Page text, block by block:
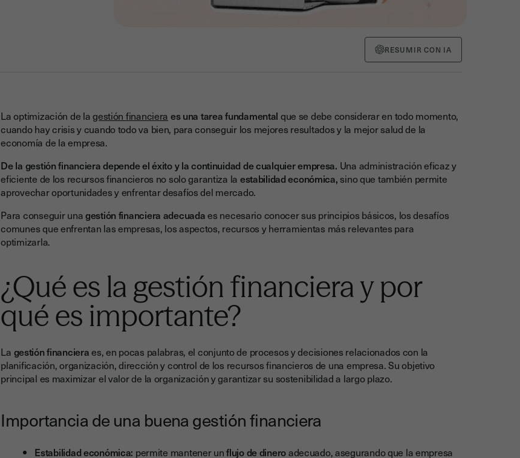
RESUMIR CON IA
La optimización de lagestión financiera es una tarea fundamental que se debe considerar en todo momento,
cuando hay crisis y cuando todo va bien, para conseguir los mejores resultados y la mejor salud de la
economía de la empresa.
De la gestión financiera depende el éxito y la continuidad de cualquier empresa. Una administración eficaz y
eficiente de los recursos financieros no solo garantiza la estabilidad económica, sino que también permite
aprovechar oportunidades y enfrentar desafíos del mercado.
Para conseguir unagestión financiera adecuadaes necesario conocer sus principios básicos, los desafíos
comunes que enfrentan las empresas, los aspectos, recursos y herramientas más relevantes para
optimizarla.
¿Qué es la gestión financiera y por
qué es importante?
La gestión financieraes, en pocas palabras, el conjunto de procesos y decisiones relacionados con la
planificación, organización, dirección y control de los recursos financieros de una empresa. Su objetivo
principal es maximizar el valor de la organización y garantizar su sostenibilidad a largo plazo.
Importancia de una buena gestión financiera
Estabilidad económica: permite mantener unflujo de dineroadecuado, asegurando que la empresa